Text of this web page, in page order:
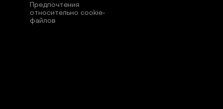
Предпочтения
относительно сookie-
файлов